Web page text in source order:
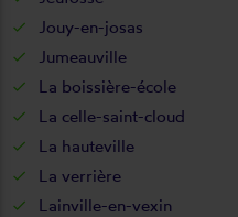
Jouy-en-josas
Jumeauville
La boissière-école
La celle-saint-cloud
La hauteville
La verrière
Lainville-en-vexin